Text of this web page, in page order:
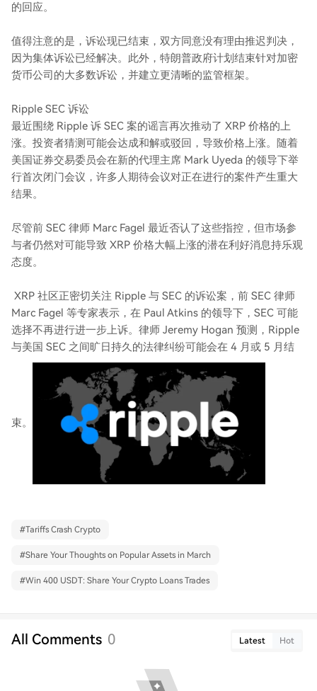
的回应。
值得注意的是，诉讼现已结束，双方同意没有理由推迟判决，
因为集体诉讼已经解决。此外，特朗普政府计划结束针对加密
货币公司的大多数诉讼，并建立更清晰的监管框架。
Ripple SEC 诉讼
最近围绕 Ripple 诉 SEC 案的谣言再次推动了 XRP 价格的上
涨。投资者猜测可能会达成和解或驳回，导致价格上涨。随着
美国证券交易委员会在新的代理主席 Mark Uyeda 的领导下举
行首次闭门会议，许多人期待会议对正在进行的案件产生重大
结果。
尽管前 SEC 律师 Marc Fagel 最近否认了这些指控，但市场参
与者仍然对可能导致 XRP 价格大幅上涨的潜在利好消息持乐观
态度。
XRP 社区正密切关注 Ripple 与 SEC 的诉讼案，前 SEC 律师
Marc Fagel 等专家表示，在 Paul Atkins 的领导下，SEC 可能
选择不再进行进一步上诉。律师 Jeremy Hogan 预测，Ripple
与美国 SEC 之间旷日持久的法律纠纷可能会在 4 月或 5 月结
束。
#Tariffs Crash Crypto
#Share Your Thoughts on Popular Assets in March
#Win 400 USDT: Share Your Crypto Loans Trades
All Comments 0 Latest Hot